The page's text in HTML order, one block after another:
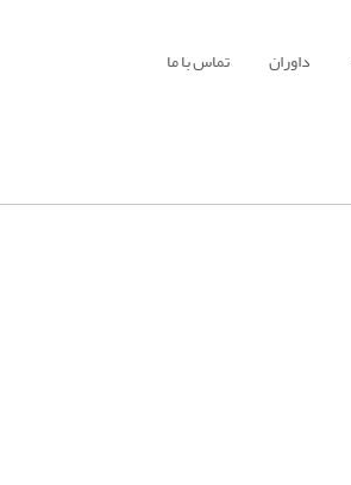
داوران تماس با ما